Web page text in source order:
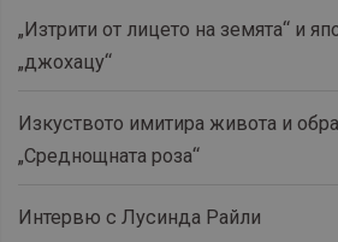
„Изтрити от лицето на земята“ и
„джохацу“
Изкуството имитира живота и
„Среднощната роза“
Интервю с Лусинда Райли